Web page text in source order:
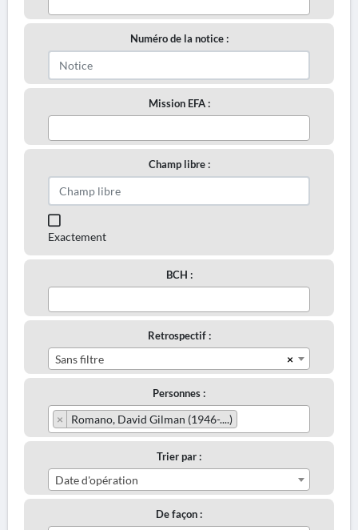
Numéro de la notice :
Mission EFA :
Champ libre :
Exactement
BCH :
Retrospectif :
×
Sans filtre
Personnes :
× Romano, David Gilman (1946-....)
Trier par :
Date d'opération
De façon :